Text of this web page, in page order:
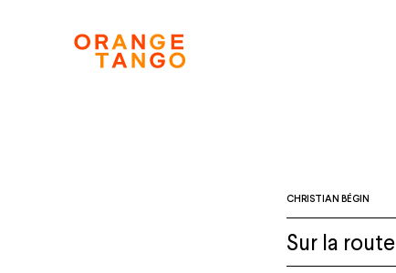
CHRISTIAN BÉGIN
Sur la route